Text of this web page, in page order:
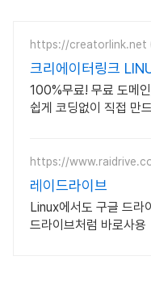
https://creatorlink.net
크리에이터링크
쌓기로 만드는 홈페
100%무료! 무료 도메
쉽게 코딩없이 직접 만
https://
레이드라이브
Linux에서도 구글 드라
드라이브처럼 바로사용